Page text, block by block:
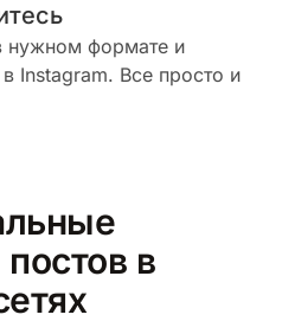
нужном формате и
Instagram. Все просто и
в